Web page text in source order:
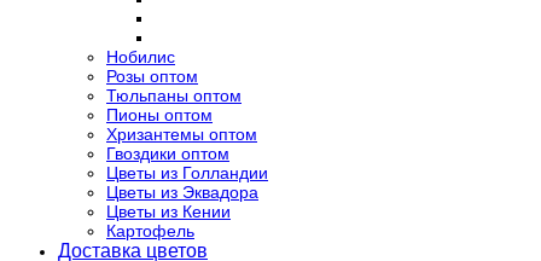
Нобилис
Розы оптом
Тюльпаны оптом
Пионы оптом
Хризантемы оптом
Гвоздики оптом
Цветы из Голландии
Цветы из Эквадора
Цветы из Кении
Картофель
Доставка цветов